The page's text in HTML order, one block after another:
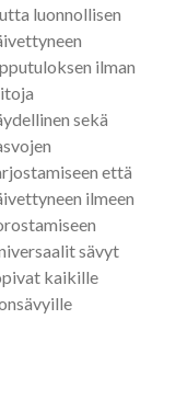
luonnollisen
ilman
sekä
että
ilmeen
sävyt
kaikille